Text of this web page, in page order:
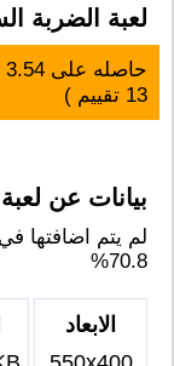
لعبة الضربة
حاصله على3.54
13 تقييم )
بيانات عن
لم يتم اضافتها
70.8%
الابعاد